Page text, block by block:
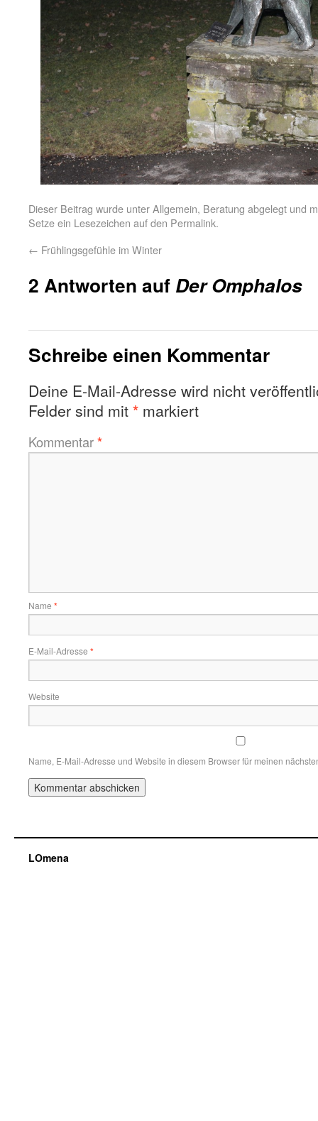
Dieser Beitrag wurde unterAllgemein, Beratung abgelegt und
Setze ein Lesezeichen auf den Permalink.
← Frühlingsgefühle im Winter
2 Antworten auf Der Omphalos
Schreibe einen Kommentar
Deine E-Mail-Adresse wird nicht
Felder sind mit * markiert
Kommentar*
Name *
E-Mail-Adresse *
Website
Name, E-Mail-Adresse und Website in diesem Browser für meinen
LOmena